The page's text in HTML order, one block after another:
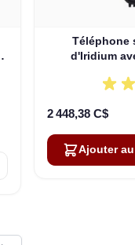
Téléphone
d'Iridium
2 448,38 C$
Ajouter